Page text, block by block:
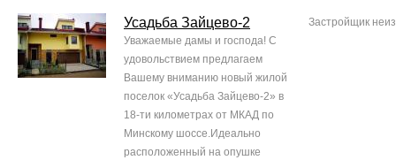
Усадьба Зайцево-2
Уважаемые дамы и господа! С
удовольствием предлагаем
Вашему вниманию новый жилой
поселок «Усадьба Зайцево-2» в
18-ти километрах от МКАД по
Минскому шоссе.Идеально
расположенный на опушке
Застройщик